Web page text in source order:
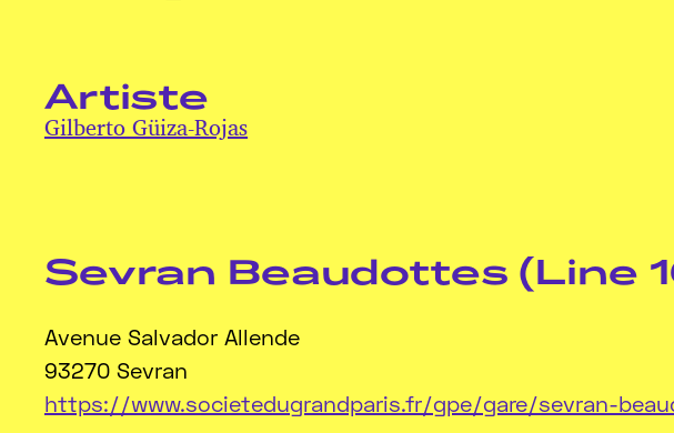
Artiste
Gilberto Güiza-Rojas
Sevran Beaudottes (Line
Avenue Salvador Allende
93270 Sevran
https://www.societedugrandparis.fr/gpe/gare/sevran-